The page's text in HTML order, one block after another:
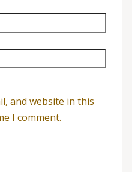
and website in this
I comment.